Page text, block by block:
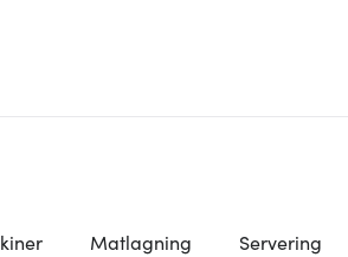
Matlagning Servering